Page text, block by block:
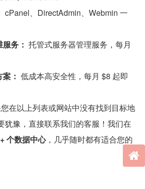
cPanel、DirectAdmin、Webmin 一
务： 托管式服务器管理服务，每月
： 低成本高安全性，每月 $8 起即
在以上列表或网站中没有找到目标地
犹豫，直接联系我们的客服！我们在
个数据中心，几乎随时都有适合您的